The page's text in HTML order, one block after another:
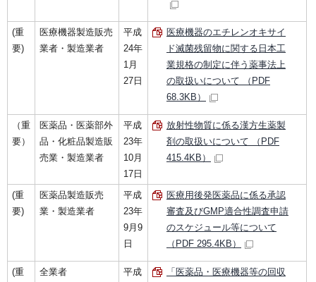
(重
要)
医療機器製造販売
業者・製造業者
平成
24年
1月
27日
医療機器のエチレンオキサイ
ド滅菌残留物に関する日本工
業規格の制定に伴う薬事法上
の取扱いについて （PDF
68.3KB）
（重
要）
医薬品・医薬部外
品・化粧品製造販
売業・製造業者
平成
23年
10月
17日
放射性物質に係る漢方生薬製
剤の取扱いについて （PDF
415.4KB）
(重
要)
医薬品製造販売
業・製造業者
平成
23年
9月9
日
医療用後発医薬品に係る承認
審査及びGMP適合性調査申請
のスケジュール等について
（PDF 295.4KB）
(重 全業者 平成 「医薬品・医療機器等の回収